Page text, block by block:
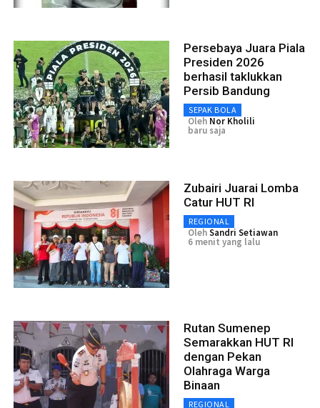
Persebaya Juara Piala
Presiden 2026
berhasil taklukkan
Persib Bandung
SEPAK BOLA
Oleh Nor Kholili
baru saja
Zubairi Juarai Lomba
Catur HUT RI
REGIONAL
OlehSandri Setiawan
6 menit yang lalu
Rutan Sumenep
Semarakkan HUT RI
dengan Pekan
Olahraga Warga
Binaan
REGIONAL